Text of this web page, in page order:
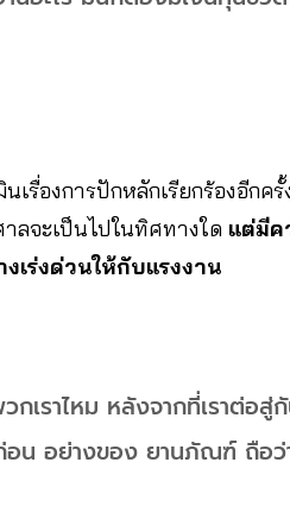
เรื่องการปักหลักเรียกร้องอีก
ลจะเป็นไปในทิศทางใด แต่มีค
เร่งด่วนให้กับแรงงาน
วกเราไหม หลังจากที่เราต่
อน อย่างของ ยานภัณฑ์ ถือ